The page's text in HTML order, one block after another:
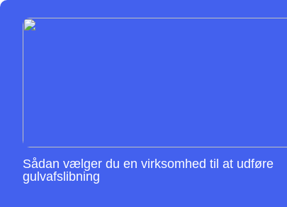
Sådan vælger du en virksomhed til at udføre
gulvafslibning